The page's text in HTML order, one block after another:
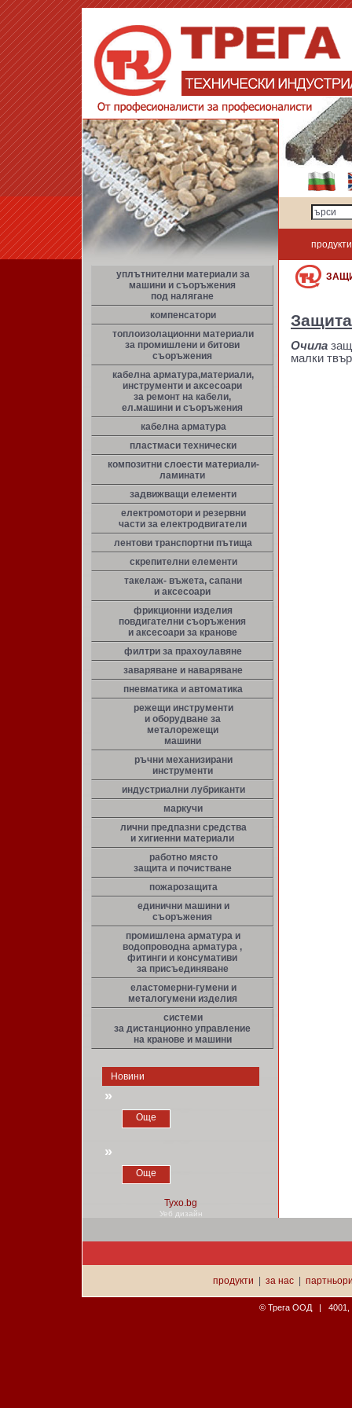
продукти
уплътнителни материали за
машини и съоръжения
под налягане
компенсатори
топлоизолационни материали
за промишлени и битови
съоръжения
кабелна арматура,материали,
инструменти и аксесоари
за ремонт на кабели,
ел.машини и съоръжения
кабелна арматура
пластмаси технически
композитни слоести материали-
ламинати
задвижващи елементи
електромотори и резервни
части за електродвигатели
лентови транспортни пътища
скрепителни елементи
такелаж- въжета, сапани
и аксесоари
фрикционни изделия
повдигателни съоръжения
и аксесоари за кранове
филтри за прахоулавяне
заваряване и наваряване
пневматика и автоматика
режещи инструменти
и оборудване за
металорежещи
машини
ръчни механизирани
инструменти
индустриални лубриканти
маркучи
лични предпазни средства
и хигиенни материали
работно място
защита и почистване
пожарозащита
единични машини и
съоръжения
промишлена арматура и
водопроводна арматура ,
фитинги и консумативи
за присъединяване
еластомерни-гумени и
металогумени изделия
системи
за дистанционно управление
на кранове и машини
Новини
»
Още
»
Още
Уеб дизайн
Очила
малки
продукти за нас|
© Трега ООД | 4001,